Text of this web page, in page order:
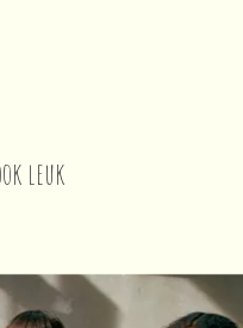
leuk